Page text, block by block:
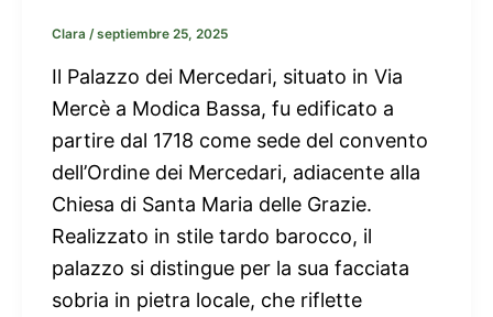
Clara /septiembre 25, 2025
Il Palazzo dei Mercedari, situato in Via
Mercè a Modica Bassa, fu edificato a
partire dal 1718 come sede del convento
dell’Ordine dei Mercedari, adiacente alla
Chiesa di Santa Maria delle Grazie.
Realizzato in stile tardo barocco, il
palazzo si distingue per la sua facciata
sobria in pietra locale, che riflette